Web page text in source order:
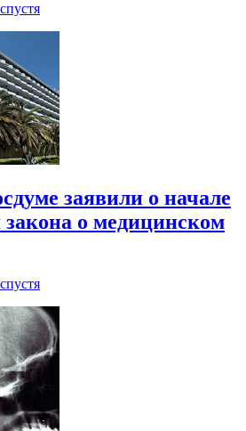
заявили о начале
закона о медицинском